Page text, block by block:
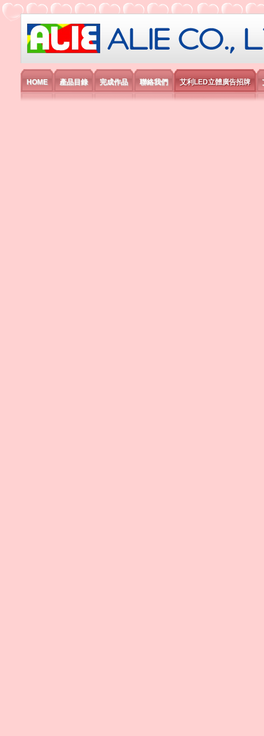
艾利國際電子有限公司
HOME 產品目錄 完成作品 聯絡我們 艾利LED立體廣告招牌